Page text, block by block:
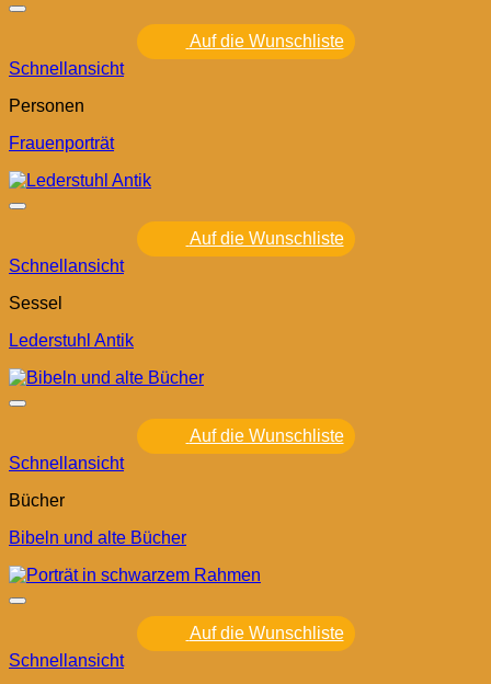
Auf die Wunschliste
Schnellansicht
Personen
Frauenporträt
Auf die Wunschliste
Schnellansicht
Sessel
Lederstuhl Antik
Auf die Wunschliste
Schnellansicht
Bücher
Bibeln und alte Bücher
Auf die Wunschliste
Schnellansicht